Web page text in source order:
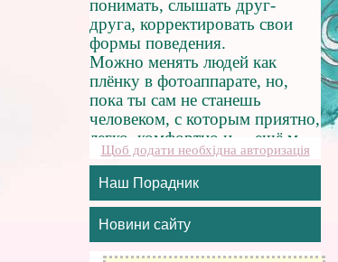
Щоб додати необхідна авторизація
Наш Порадник
Новини сайту